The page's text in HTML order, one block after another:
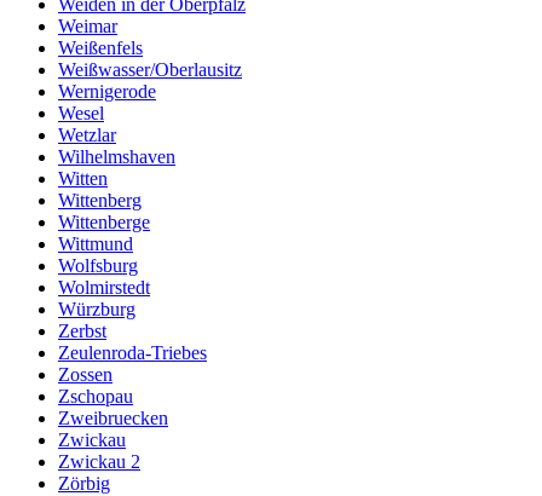
Weiden in der Oberpfalz
Weimar
Weißenfels
Weißwasser/Oberlausitz
Wernigerode
Wesel
Wetzlar
Wilhelmshaven
Witten
Wittenberg
Wittenberge
Wittmund
Wolfsburg
Wolmirstedt
Würzburg
Zerbst
Zeulenroda-Triebes
Zossen
Zschopau
Zweibruecken
Zwickau
Zwickau 2
Zörbig